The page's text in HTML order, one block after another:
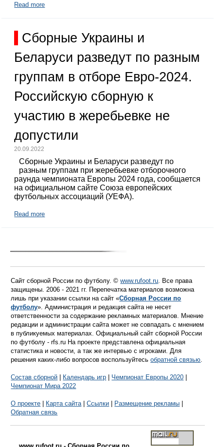
Read more
Сборные Украины и
Беларуси разведут по разным
группам в отборе Евро-2024.
Российскую сборную к
участию в жеребьевке не
допустили
20.09.2022
Сборные Украины и Беларуси разведут по
разным группам при жеребьевке отборочного
раунда чемпионата Европы 2024 года, сообщается
на официальном сайте Союза европейских
футбольных ассоциаций (УЕФА).
Read more
Сайт сборной России по футболу. ©www.rufoot.ru. Все права
защищены. 2006 - 2021 гг. Перепечатка материалов возможна
лишь при указании ссылки на сайт «Сборная России по
футболу». Администрация и редакция сайта не несет
ответственности за содержание рекламных материалов. Мнение
редакции и администрации сайта может не совпадать с мнением
в публикуемых материалах. Официальный сайт сборной России
по футболу - rfs.ru На проекте представлена официальная
статистика и новости, а так же интервью с игроками. Для
решения каких-либо вопросов воспользуйтесьобратной связью.
Состав сборной Календарь игр Чемпионат Европы 2020
Чемпионат Мира 2022
О проекте Карта сайта|Ссылки Размещение рекламы
Обратная связь